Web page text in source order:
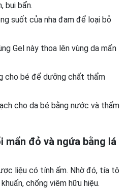
bụi bẩn.
suốt của nha đam để loại bỏ
Gel này thoa lên vùng da mẩn
cho bé để dưỡng chất thẩm
cho da bé bằng nước và thấm
mẩn đỏ và ngứa bằng lá
liệu có tính ấm. Nhờ đó, tía tô
chống viêm hữu hiệu.